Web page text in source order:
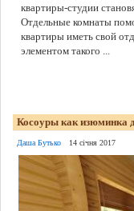
квартиры-студии
Отдельные комнаты
квартиры иметь свой
элементом такого ...
Косоуры как изюминка
Даша Бутько 14 січня 2017